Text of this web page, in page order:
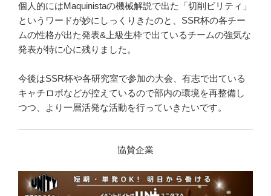
個人的にはMaquinistaの機械解説で出た「切削ビリティ」
というワードが妙にしっくりきたのと、SSR杯の各チー
ムの性格が出た発表&上級生枠で出ているチームの強気な
発表が特に心に残りました。
今後はSSR杯や各研究室で参加の大会、有志で出ている
キャチロボなどが控えているので部内の環境を再整備し
つつ、より一層活発な活動を行っていきたいです。
協賛企業